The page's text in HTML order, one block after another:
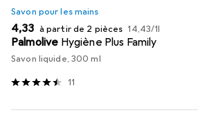
Savon pour les mains
EUR
4,33 à partir de 2 pièces EUR
14,43/1l
Palmolive Hygiène Plus Family
Savon liquide, 300 ml
11